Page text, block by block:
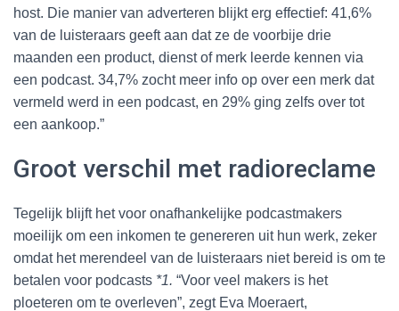
host. Die manier van adverteren blijkt erg effectief: 41,6%
van de luisteraars geeft aan dat ze de voorbije drie
maanden een product, dienst of merk leerde kennen via
een podcast. 34,7% zocht meer info op over een merk dat
vermeld werd in een podcast, en 29% ging zelfs over tot
een aankoop.”
Groot verschil met radioreclame
Tegelijk blijft het voor onafhankelijke podcastmakers
moeilijk om een inkomen te genereren uit hun werk, zeker
omdat het merendeel van de luisteraars niet bereid is om te
betalen voor podcasts *1. “Voor veel makers is het
ploeteren om te overleven”, zegt Eva Moeraert,